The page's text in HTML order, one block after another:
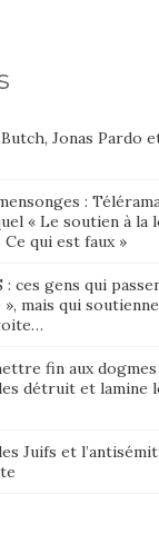
Jonas Pardo
:
« Le soutien à la
qui est faux »
: ces gens qui
», mais qui
fin aux
détruit et lamine
Juifs et